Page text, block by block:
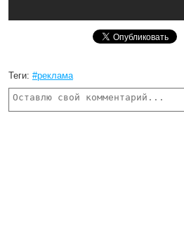
Теги: #реклама